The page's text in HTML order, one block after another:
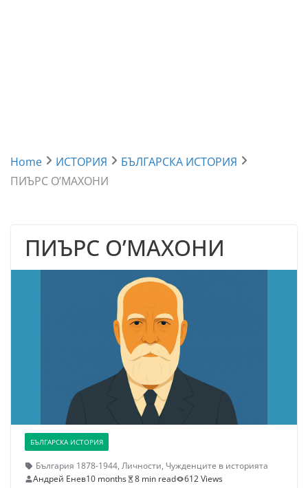
Home ИСТОРИЯ
БЪЛГАРСКА ИСТОРИЯ
ПИЪРС О’МАХОНИ
ПИЪРС О’МАХОНИ
БЪЛГАРСКА ИСТОРИЯ
България 1878-1944, Личности, Чужденците в историята
Андрей Енев10 months 8 min read 612 Views